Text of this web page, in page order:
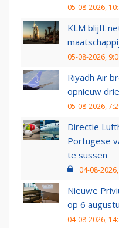
05-08-2026,
KLM blijft
05-08-2026,
Riyadh Air
opnieuw
05-08-2026,
Directie
Portugese
te sussen
04-08-
Nieuwe
op 6
04-08-2026,